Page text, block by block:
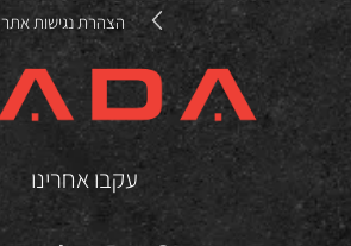
הצהרת נגישות אתר
עקבו אחרינו